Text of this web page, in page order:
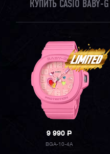
КУПИТЬ CASIO
9 990P
BGA-10-4A